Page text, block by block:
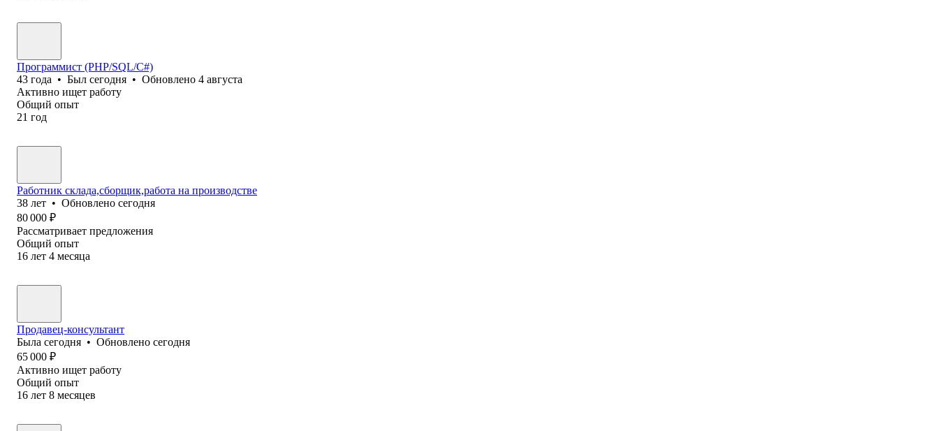
Программист (PHP/SQL/C#)
43 года • Был сегодня • Обновлено 4 августа
Активно ищет работу
Общий опыт
21 год
Работник склада,сборщик,работа на производстве
38 лет • Обновлено сегодня
80 000 ₽
Рассматривает предложения
Общий опыт
16 лет 4 месяца
Продавец-консультант
Была сегодня • Обновлено сегодня
65 000 ₽
Активно ищет работу
Общий опыт
16 лет 8 месяцев